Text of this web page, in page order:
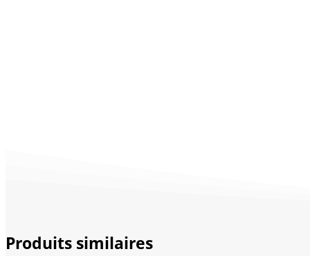
Produits similaires